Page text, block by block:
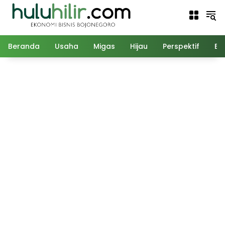
Langsung
Beranda Usaha Migas Hijau Perspektif